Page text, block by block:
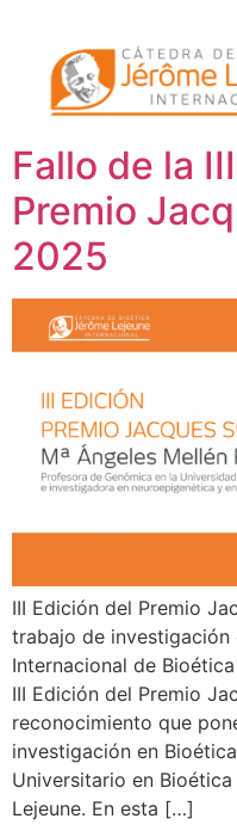
Día:16
de 2025
Fallo de la
Premio
2025
III Edición del Premio
trabajo de investigación
Internacional de
III Edición del Premio
reconocimiento que
investigación en
Universitario en
Lejeune. En esta […]